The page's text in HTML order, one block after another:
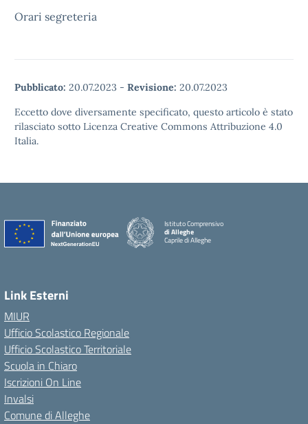
Orari segreteria
Pubblicato: 20.07.2023 - Revisione: 20.07.2023
Eccetto dove diversamente specificato, questo articolo è stato
rilasciato sotto Licenza Creative Commons Attribuzione 4.0
Italia.
Istituto Comprensivo
di Alleghe
Caprile di Alleghe
Link Esterni
MIUR
Ufficio Scolastico Regionale
Ufficio Scolastico Territoriale
Scuola in Chiaro
Iscrizioni On Line
Invalsi
Comune di Alleghe